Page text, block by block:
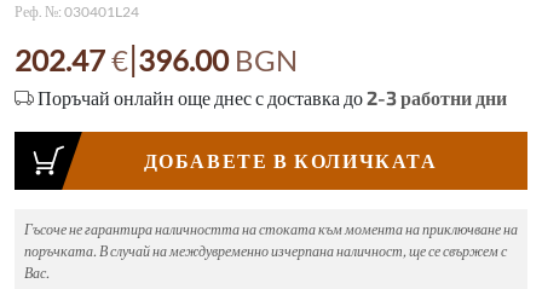
Реф. №: 030401L24
202.47€|396.00 BGN
Поръчай онлайн още днес с доставка до2-3работни дни
ДОБАВЕТЕ В КОЛИЧКАТА
Гъсоче не гарантира наличността на стоката към момента на приключване на
поръчката. В случай на междувременно изчерпана наличност, ще се свържем с
Вас.